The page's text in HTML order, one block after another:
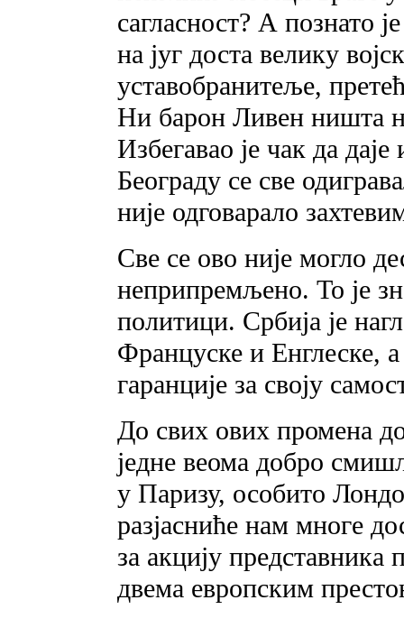
сагласност? А познато
на југ доста велику
уставобранитеље,
Ни барон Ливен ништа
Избегавао је чак да
Београду се све
није одговарало
Све се ово није могло
неприпремљено. То је
политици. Србија је
Француске и Енглеске,
гаранције за своју
До свих ових промена
једне веома добро
у Паризу, особито
разјасниће нам многе
за акцију
двема европским